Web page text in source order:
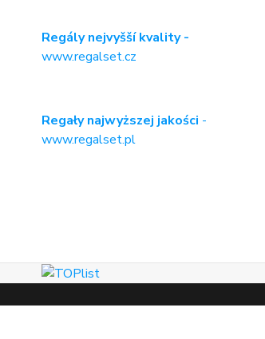
Regály nejvyšší kvality -
www.regalset.cz
Regały najwyższej jakości -
www.regalset.pl